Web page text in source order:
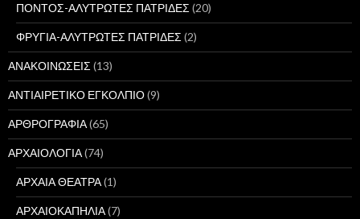
ΠΟΝΤΟΣ-ΑΛΥΤΡΩΤΕΣ ΠΑΤΡΙΔΕΣ (20)
ΦΡΥΓΙΑ-ΑΛΥΤΡΩΤΕΣ ΠΑΤΡΙΔΕΣ (2)
ΑΝΑΚΟΙΝΩΣΕΙΣ (13)
ΑΝΤΙΑΙΡΕΤΙΚΟ ΕΓΚΟΛΠΙΟ(9)
ΑΡΘΡΟΓΡΑΦΙΑ(65)
ΑΡΧΑΙΟΛΟΓΙΑ(74)
ΑΡΧΑΙΑ ΘΕΑΤΡΑ(1)
ΑΡΧΑΙΟΚΑΠΗΛΙΑ(7)